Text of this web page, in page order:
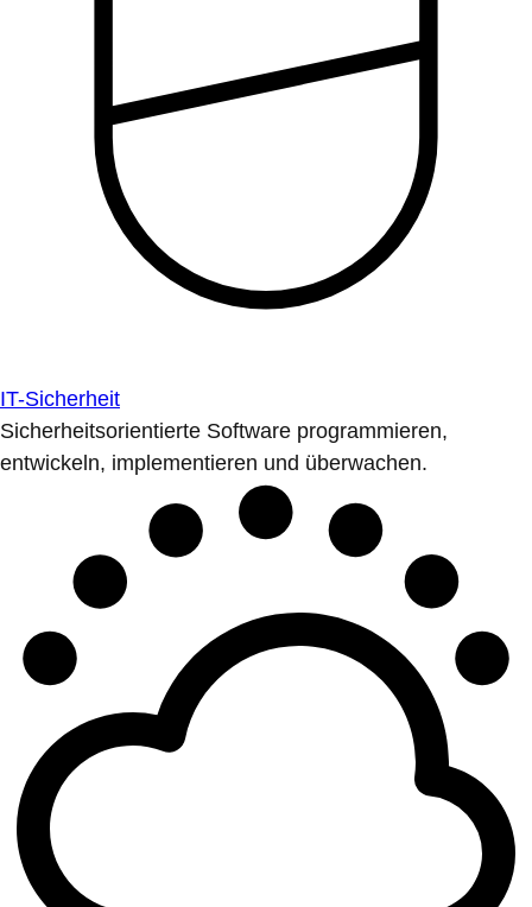
IT-Sicherheit
Sicherheitsorientierte Software programmieren,
entwickeln, implementieren und überwachen.